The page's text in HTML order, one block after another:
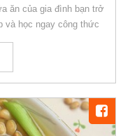
ăn của gia đình bạn trở
và học ngay công thức